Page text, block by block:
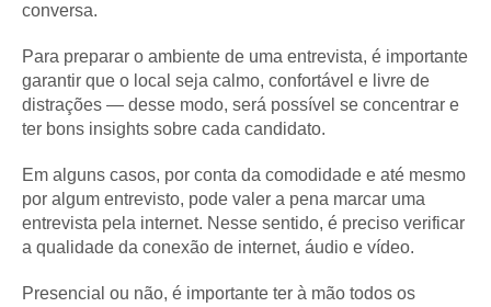
conversa.
Para preparar o ambiente de uma entrevista, é importante
garantir que o local seja calmo, confortável e livre de
distrações — desse modo, será possível se concentrar e
ter bons insights sobre cada candidato.
Em alguns casos, por conta da comodidade e até mesmo
por algum entrevisto, pode valer a pena marcar uma
entrevista pela internet. Nesse sentido, é preciso verificar
a qualidade da conexão de internet, áudio e vídeo.
Presencial ou não, é importante ter à mão todos os